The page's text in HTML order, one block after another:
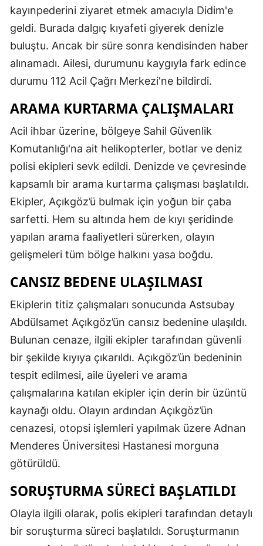
kayınpederini ziyaret etmek amacıyla Didim'e
geldi. Burada dalgıç kıyafeti giyerek denizle
buluştu. Ancak bir süre sonra kendisinden haber
alınamadı. Ailesi, durumunu kaygıyla fark edince
durumu 112 Acil Çağrı Merkezi'ne bildirdi.
ARAMA KURTARMA ÇALIŞMALARI
Acil ihbar üzerine, bölgeye Sahil Güvenlik
Komutanlığı'na ait helikopterler, botlar ve deniz
polisi ekipleri sevk edildi. Denizde ve çevresinde
kapsamlı bir arama kurtarma çalışması başlatıldı.
Ekipler, Açıkgöz’ü bulmak için yoğun bir çaba
sarfetti. Hem su altında hem de kıyı şeridinde
yapılan arama faaliyetleri sürerken, olayın
gelişmeleri tüm bölge halkını yasa boğdu.
CANSIZ BEDENE ULAŞILMASI
Ekiplerin titiz çalışmaları sonucunda Astsubay
Abdülsamet Açıkgöz’ün cansız bedenine ulaşıldı.
Bulunan cenaze, ilgili ekipler tarafından güvenli
bir şekilde kıyıya çıkarıldı. Açıkgöz’ün bedeninin
tespit edilmesi, aile üyeleri ve arama
çalışmalarına katılan ekipler için derin bir üzüntü
kaynağı oldu. Olayın ardından Açıkgöz’ün
cenazesi, otopsi işlemleri yapılmak üzere Adnan
Menderes Üniversitesi Hastanesi morguna
götürüldü.
SORUŞTURMA SÜRECI BAŞLATILDI
Olayla ilgili olarak, polis ekipleri tarafından detaylı
bir soruşturma süreci başlatıldı. Soruşturmanın